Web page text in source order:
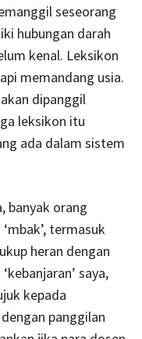
seseorang
hubungan darah
kenal. Leksikon
memandang usia.
dipanggil
leksikon itu
ada dalam sistem
banyak orang
termasuk
heran dengan
saya,
kepada
panggilan